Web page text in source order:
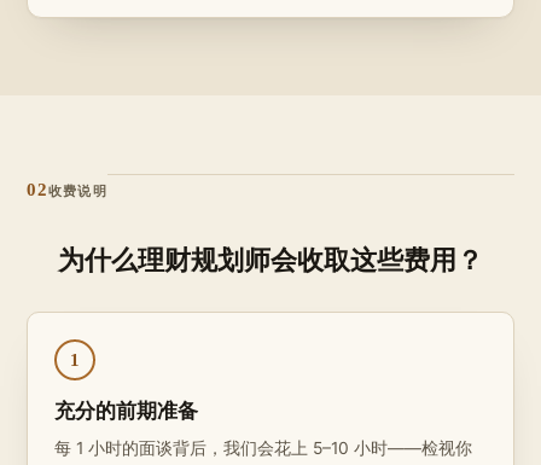
02收费说明
为什么理财规划师会收取这些费用？
1
充分的前期准备
每 1 小时的面谈背后，我们会花上 5–10 小时——检视你